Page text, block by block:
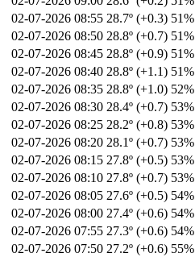
02-07-2026 08:55 28.7º (+0.3) 51%
02-07-2026 08:50 28.8º (+0.7) 51%
02-07-2026 08:45 28.8º (+0.9) 51%
02-07-2026 08:40 28.8º (+1.1) 51%
02-07-2026 08:35 28.8º (+1.0) 52%
02-07-2026 08:30 28.4º (+0.7) 53%
02-07-2026 08:25 28.2º (+0.8) 53%
02-07-2026 08:20 28.1º (+0.7) 53%
02-07-2026 08:15 27.8º (+0.5) 53%
02-07-2026 08:10 27.8º (+0.7) 53%
02-07-2026 08:05 27.6º (+0.5) 54%
02-07-2026 08:00 27.4º (+0.6) 54%
02-07-2026 07:55 27.3º (+0.6) 54%
02-07-2026 07:50 27.2º (+0.6) 55%